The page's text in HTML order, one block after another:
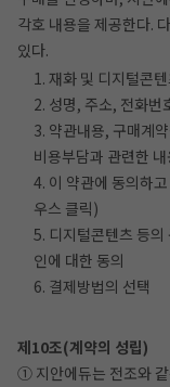
각호 내용을 제공한다.
있다.
1. 재화 및 디지털콘
2. 성명, 주소, 전화번
3. 약관내용, 구매계
비용부담과 관련한
4. 이 약관에 동의하
우스 클릭)
5. 디지털콘텐츠 등
인에 대한 동의
6. 결제방법의 선택
제10조(계약의 성립)
① 지안에듀는 전조와